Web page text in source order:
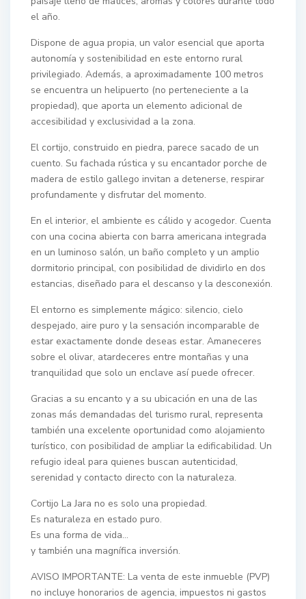
el año.
Dispone de agua propia, un valor esencial que aporta
autonomía y sostenibilidad en este entorno rural
privilegiado. Además, a aproximadamente 100 metros
se encuentra un helipuerto (no perteneciente a la
propiedad), que aporta un elemento adicional de
accesibilidad y exclusividad a la zona.
El cortijo, construido en piedra, parece sacado de un
cuento. Su fachada rústica y su encantador porche de
madera de estilo gallego invitan a detenerse, respirar
profundamente y disfrutar del momento.
En el interior, el ambiente es cálido y acogedor. Cuenta
con una cocina abierta con barra americana integrada
en un luminoso salón, un baño completo y un amplio
dormitorio principal, con posibilidad de dividirlo en dos
estancias, diseñado para el descanso y la desconexión.
El entorno es simplemente mágico: silencio, cielo
despejado, aire puro y la sensación incomparable de
estar exactamente donde deseas estar. Amaneceres
sobre el olivar, atardeceres entre montañas y una
tranquilidad que solo un enclave así puede ofrecer.
Gracias a su encanto y a su ubicación en una de las
zonas más demandadas del turismo rural, representa
también una excelente oportunidad como alojamiento
turístico, con posibilidad de ampliar la edificabilidad. Un
refugio ideal para quienes buscan autenticidad,
serenidad y contacto directo con la naturaleza.
Cortijo La Jara no es solo una propiedad.
Es naturaleza en estado puro.
Es una forma de vida…
y también una magnífica inversión.
AVISO IMPORTANTE: La venta de este inmueble (PVP)
no incluye honorarios de agencia, impuestos ni gastos